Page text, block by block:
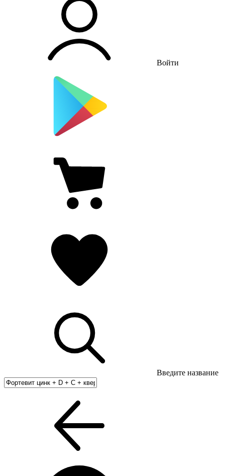
Войти
Введите название